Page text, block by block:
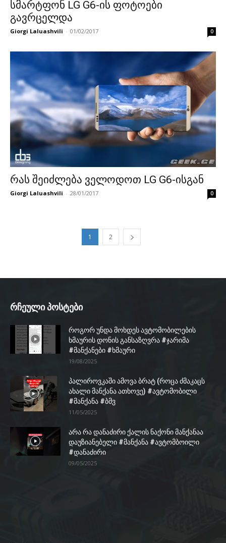
სმარტფონ LG G6-ის ფოტოები
გავრცელდა
Giorgi Laluashvili - 01/02/2017 0
რას შეიძლება ველოდოთ LG G6-ისგან
Giorgi Laluashvili - 28/01/2017 0
1 2
რჩეული პოსტები
როგორ უნდა მოხდეს ავტომობილების
ხმაურის დონის განსაზღვრა #ჯარიმა
#მანქანები #ხმაური
19/08/2025
პალიროვკაში ამოვა ბრატ (როცა ძმაკაცს
ახალი მანქანა ათხოვე) #ავტომობილი
#მანქანა #ბმვ
11/05/2025
არა რა დანაძირი ქალის ნაქონი მანქანაა
დაუზიანებელი #მანქანა #ავტომბოილი
#დანაძირი
09/05/2025